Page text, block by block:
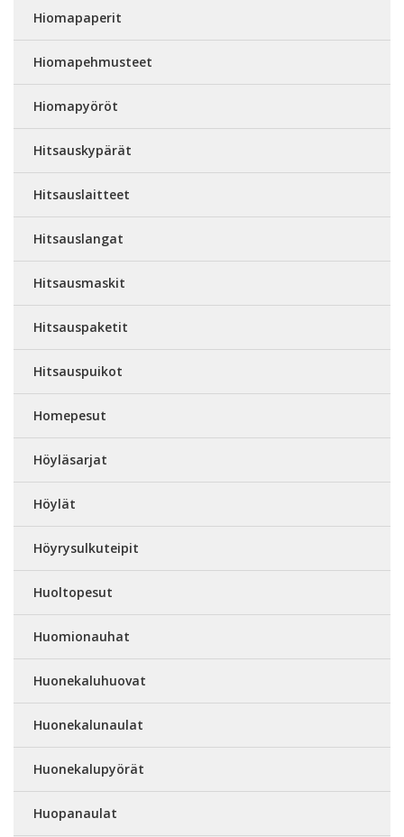
Hiomapaperit
Hiomapehmusteet
Hiomapyöröt
Hitsauskypärät
Hitsauslaitteet
Hitsauslangat
Hitsausmaskit
Hitsauspaketit
Hitsauspuikot
Homepesut
Höyläsarjat
Höylät
Höyrysulkuteipit
Huoltopesut
Huomionauhat
Huonekaluhuovat
Huonekalunaulat
Huonekalupyörät
Huopanaulat